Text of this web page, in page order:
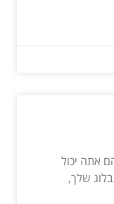
אתה יכול
שלך,